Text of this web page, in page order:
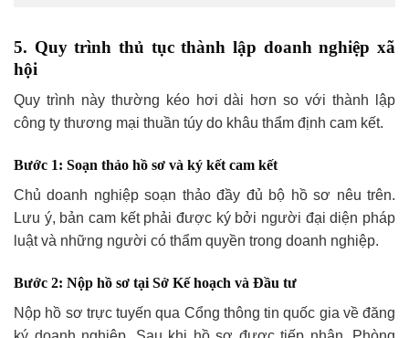
5. Quy trình thủ tục thành lập doanh nghiệp xã
hội
Quy trình này thường kéo hơi dài hơn so với thành lập
công ty thương mại thuần túy do khâu thẩm định cam kết.
Bước 1: Soạn thảo hồ sơ và ký kết cam kết
Chủ doanh nghiệp soạn thảo đầy đủ bộ hồ sơ nêu trên.
Lưu ý, bản cam kết phải được ký bởi người đại diện pháp
luật và những người có thẩm quyền trong doanh nghiệp.
Bước 2: Nộp hồ sơ tại Sở Kế hoạch và Đầu tư
Nộp hồ sơ trực tuyến qua Cổng thông tin quốc gia về đăng